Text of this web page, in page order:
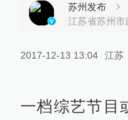
苏州发布
江苏省苏州
2017-12-13 13:04 江苏
一档综艺节目